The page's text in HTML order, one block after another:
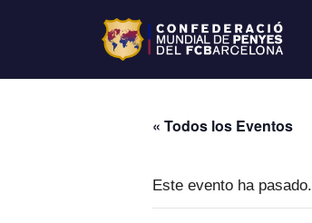
« Todos los Eventos
Este evento ha pasado.